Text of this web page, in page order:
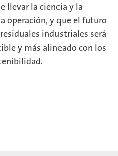
llevar la ciencia y la
operación, y que el futuro
industriales será
y más alineado con los